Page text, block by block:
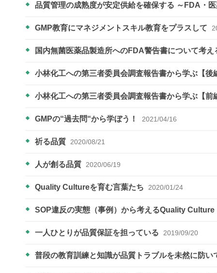
品質管理の成熟度が安定供給を確保する ～FDA・
GMP教育にマネジメントスキル教育をプラスして
国内無菌医薬品製造所へのFDA警告書について考
小林化工への第三者委員会調査報告書から学ぶ【後
小林化工への第三者委員会調査報告書から学ぶ【前
GMPの“過去問“から学ぼう！ 2021/04/16
祈る品質 2020/08/21
人が創る品質 2020/06/19
Quality Cultureを育む言葉たち 2020/01/24
SOP違反の実態（事例）から考えるQuality Culture
一人ひとりが品質保証を担っている 2019/09/20
普段の教育訓練と知識が品質トラブルを未然に防い